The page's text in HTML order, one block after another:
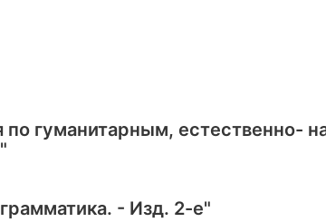
по гуманитарным, естественно-
- Изд. 2-е"